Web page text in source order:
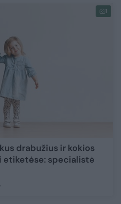
1
drabužius ir kokios
specialistė